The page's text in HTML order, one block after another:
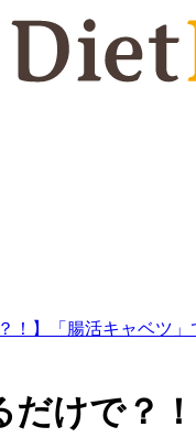
！】「腸活キャベツ
だけで？